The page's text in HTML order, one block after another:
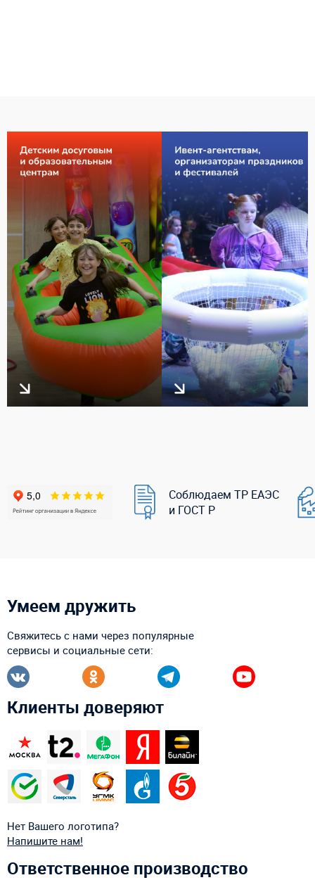
Соблюдаем ТР ЕАЭС
и ГОСТ Р
Умеем дружить
Свяжитесь с нами через популярные
сервисы и социальные сети:
Клиенты доверяют
Нет Вашего логотипа?
Напишите нам!
Ответственное производство